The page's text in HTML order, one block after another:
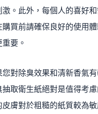
。此外，每個人的喜好
買前請確保良好的使用
要。
對除臭效果和清新香氣
取衛生紙絕對是值得考慮
膚對於粗糙的紙質較為